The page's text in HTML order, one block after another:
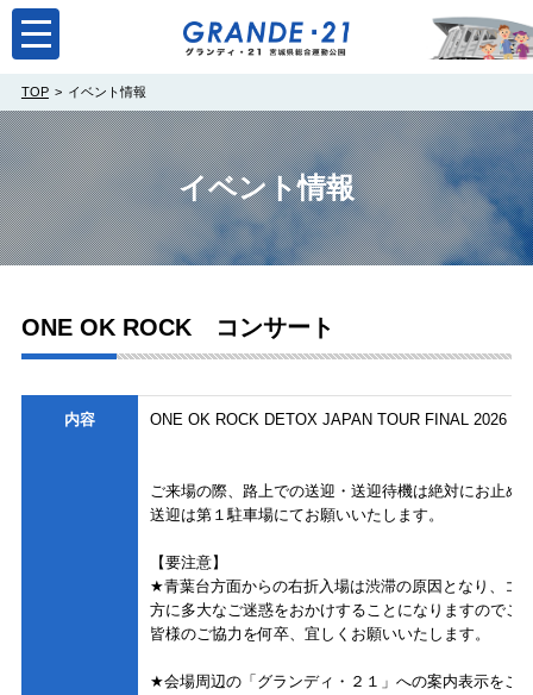
toggle
navigation
TOP イベント情報
イベント情報
ONE OK ROCK コンサート
内容 ONE OK ROCK DETOX JAPAN TOUR FINAL 2026
ご来場の際、路上での送迎・送迎待機は絶対にお止め
送迎は第１駐車場にてお願いいたします。
【要注意】
★青葉台方面からの右折入場は渋滞の原因となり、コ
方に多大なご迷惑をおかけすることになりますのでご
皆様のご協力を何卒、宜しくお願いいたします。
★会場周辺の「グランディ・２１」への案内表示をご